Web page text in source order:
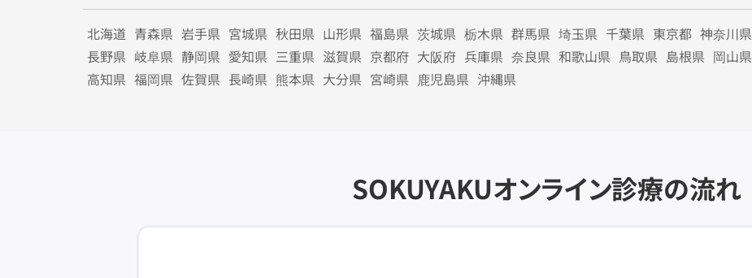
北海道 青森県 岩手県 宮城県 秋田県 山形県 福島県 茨城県 栃木県 群馬県 埼玉県 千葉県 東京都 神奈川県
長野県 岐阜県 静岡県 愛知県 三重県 滋賀県 京都府 大阪府 兵庫県 奈良県 和歌山県 鳥取県 島根県 岡山県
高知県 福岡県 佐賀県 長崎県 熊本県 大分県 宮崎県 鹿児島県 沖縄県
SOKUYAKUオンライン診療の流れ